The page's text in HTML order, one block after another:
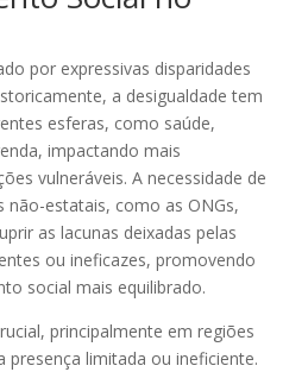
por expressivas disparidades
a desigualdade tem
esferas, como saúde,
impactando mais
vulneráveis. A necessidade de
não-estatais, como as ONGs,
as lacunas deixadas pelas
ou ineficazes, promovendo
social mais equilibrado.
principalmente em regiões
presença limitada ou ineficiente.